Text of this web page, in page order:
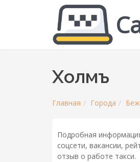
Холмъ
Главная Города
Подробная
соцсети, вакансии,
отзыв о работе такси.